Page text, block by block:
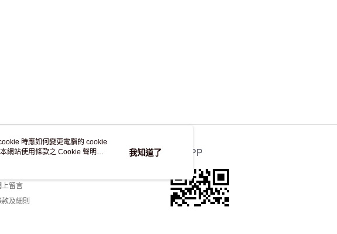
戶服務
上留言
款及細則
官方APP
時應如何變更電腦的 cookie
網站使用條款之 Cookie 聲明使
我知道了